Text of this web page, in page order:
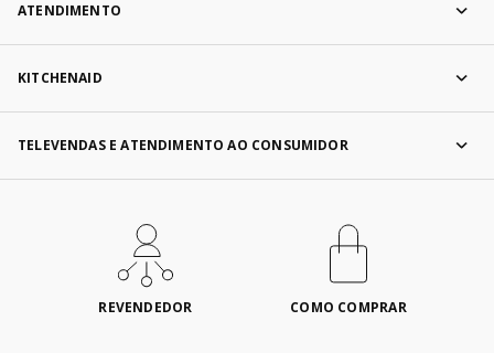
ATENDIMENTO
KITCHENAID
TELEVENDAS E ATENDIMENTO AO CONSUMIDOR
REVENDEDOR COMO COMPRAR